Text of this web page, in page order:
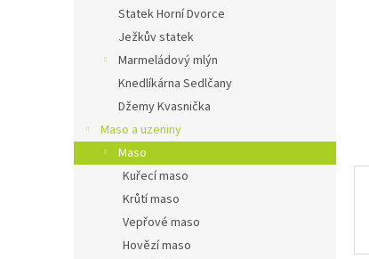
Statek Horní Dvorce
Ježkův statek
Marmeládový mlýn
Knedlíkárna Sedlčany
Džemy Kvasnička
Maso a uzeniny
Maso
Kuřecí maso
Krůtí maso
Vepřové maso
Hovězí maso